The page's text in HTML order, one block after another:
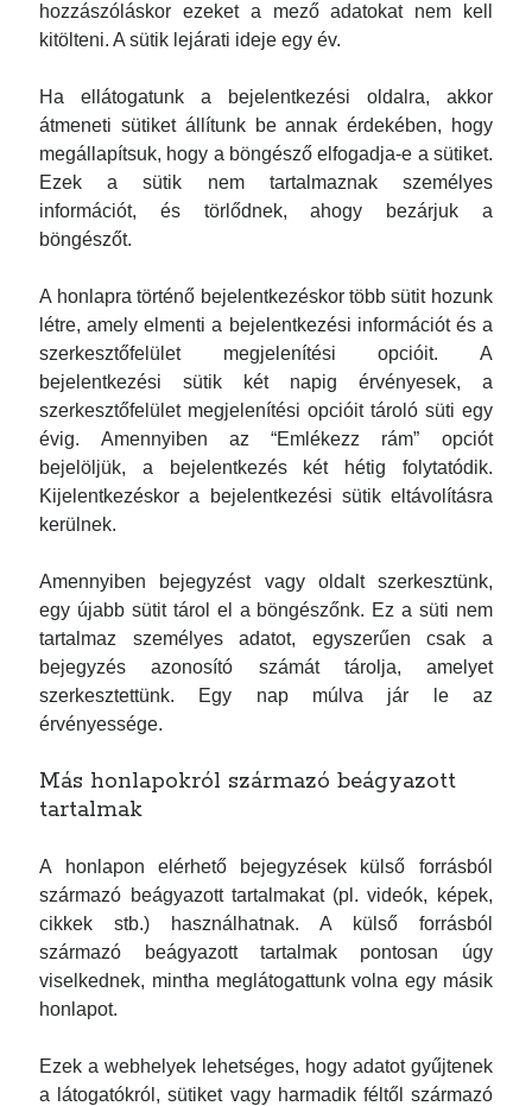
2023 január
2022 október
2022 szeptember
2022 augusztus
2022 július
2022 június
2021 december
2021 november
2021 szeptember
2021 augusztus
hozzászóláskor ezeket a mező adatokat nem kell
kitölteni. A sütik lejárati ideje egy év.
Ha ellátogatunk a bejelentkezési oldalra, akkor
átmeneti sütiket állítunk be annak érdekében, hogy
megállapítsuk, hogy a böngésző elfogadja-e a sütiket.
Ezek a sütik nem tartalmaznak személyes
információt, és törlődnek, ahogy bezárjuk a
böngészőt.
A honlapra történő bejelentkezéskor több sütit hozunk
létre, amely elmenti a bejelentkezési információt és a
szerkesztőfelület megjelenítési opcióit. A
bejelentkezési sütik két napig érvényesek, a
szerkesztőfelület megjelenítési opcióit tároló süti egy
évig. Amennyiben az “Emlékezz rám” opciót
bejelöljük, a bejelentkezés két hétig folytatódik.
Kijelentkezéskor a bejelentkezési sütik eltávolításra
kerülnek.
Amennyiben bejegyzést vagy oldalt szerkesztünk,
egy újabb sütit tárol el a böngészőnk. Ez a süti nem
tartalmaz személyes adatot, egyszerűen csak a
bejegyzés azonosító számát tárolja, amelyet
szerkesztettünk. Egy nap múlva jár le az
érvényessége.
Más honlapokról származó beágyazott
tartalmak
A honlapon elérhető bejegyzések külső forrásból
származó beágyazott tartalmakat (pl. videók, képek,
cikkek stb.) használhatnak. A külső forrásból
származó beágyazott tartalmak pontosan úgy
viselkednek, mintha meglátogattunk volna egy másik
honlapot.
Ezek a webhelyek lehetséges, hogy adatot gyűjtenek
a látogatókról, sütiket vagy harmadik féltől származó